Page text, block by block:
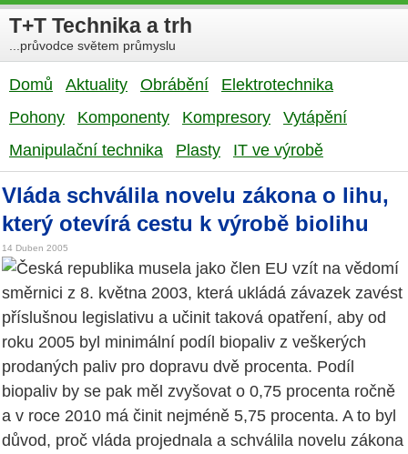
T+T Technika a trh
...průvodce světem průmyslu
Domů Aktuality Obrábění
Elektrotechnika
Pohony
Komponenty Kompresory
Vytápění
Manipulační technika
Plasty IT ve výrobě
Vláda schválila novelu zákona o lihu,
který otevírá cestu k výrobě biolihu
14 Duben 2005
Česká republika musela jako člen EU vzít na vědomí
směrnici z 8. května 2003, která ukládá závazek zavést
příslušnou legislativu a učinit taková opatření, aby od
roku 2005 byl minimální podíl biopaliv z veškerých
prodaných paliv pro dopravu dvě procenta. Podíl
biopaliv by se pak měl zvyšovat o 0,75 procenta ročně
a v roce 2010 má činit nejméně 5,75 procenta. A to byl
důvod, proč vláda projednala a schválila novelu zákona